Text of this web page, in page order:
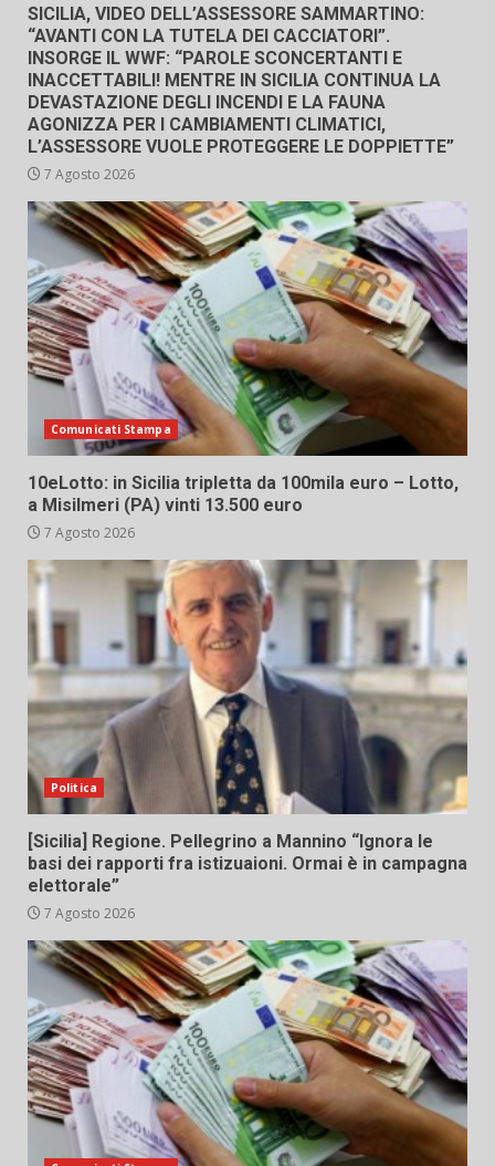
SICILIA, VIDEO DELL’ASSESSORE SAMMARTINO:
“AVANTI CON LA TUTELA DEI CACCIATORI”.
INSORGE IL WWF: “PAROLE SCONCERTANTI E
INACCETTABILI! MENTRE IN SICILIA CONTINUA LA
DEVASTAZIONE DEGLI INCENDI E LA FAUNA
AGONIZZA PER I CAMBIAMENTI CLIMATICI,
L’ASSESSORE VUOLE PROTEGGERE LE DOPPIETTE”
7 Agosto 2026
Comunicati Stampa
10eLotto: in Sicilia tripletta da 100mila euro – Lotto,
a Misilmeri (PA) vinti 13.500 euro
7 Agosto 2026
Politica
[Sicilia] Regione. Pellegrino a Mannino “Ignora le
basi dei rapporti fra istizuaioni. Ormai è in campagna
elettorale”
7 Agosto 2026